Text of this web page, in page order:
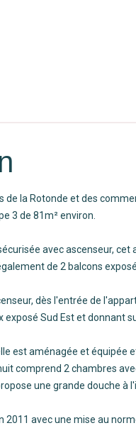
de la Rotonde et des
3 de 81m² environ.
avec ascenseur,
de 2 balcons
dès l'entrée de
exposé Sud Est et donnant
est aménagée et équipée
comprend 2 chambres
une grande douche à
2011 avec une mise au